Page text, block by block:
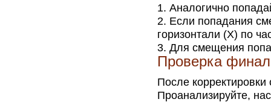
Аналогично
Если попадания
горизонтали (X) по
Для смещения
Проверка
После
Проанализируйте,